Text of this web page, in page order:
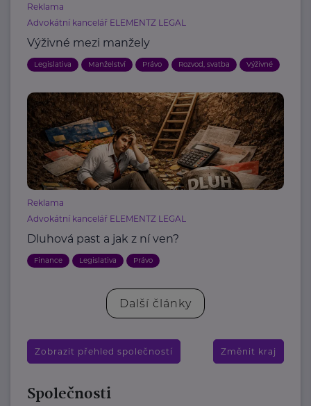
Reklama
Advokátní kancelář ELEMENTZ LEGAL
Výživné mezi manžely
Legislativa Manželství Právo Rozvod, svatba Výživné
Reklama
Advokátní kancelář ELEMENTZ LEGAL
Dluhová past a jak z ní ven?
Finance Legislativa Právo
Další články
Zobrazit přehled společností Změnit kraj
Společnosti